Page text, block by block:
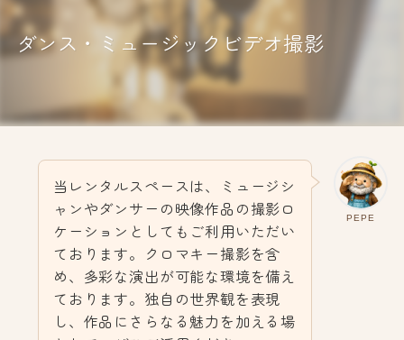
ダンス・ミュージックビデオ撮影
PEPE
当レンタルスペースは、ミュージシ
ャンやダンサーの映像作品の撮影ロ
ケーションとしてもご利用いただい
ております。クロマキー撮影を含
め、多彩な演出が可能な環境を備え
ております。独自の世界観を表現
し、作品にさらなる魅力を加える場